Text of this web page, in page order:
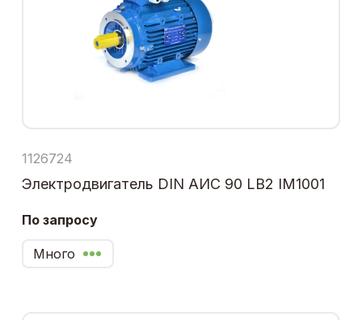
1126724
Электродвигатель DIN АИС 90 LB2 IM1001
По запросу
Много